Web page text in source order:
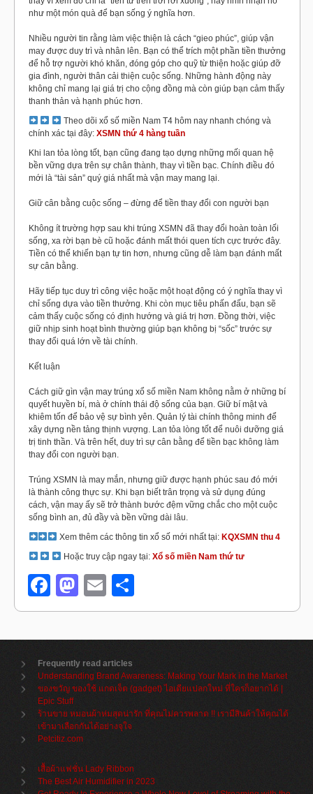
như một món quà để bạn sống ý nghĩa hơn.
Nhiều người tin rằng làm việc thiện là cách “gieo phúc”, giúp vận
may được duy trì và nhân lên. Bạn có thể trích một phần tiền thưởng
để hỗ trợ người khó khăn, đóng góp cho quỹ từ thiện hoặc giúp đỡ
gia đình, người thân cải thiện cuộc sống. Những hành động này
không chỉ mang lại giá trị cho cộng đồng mà còn giúp bạn cảm thấy
thanh thản và hạnh phúc hơn.
Theo dõi xổ số miền Nam T4 hôm nay nhanh chóng và
chính xác tại đây: XSMN thứ 4 hàng tuần
Khi lan tỏa lòng tốt, bạn cũng đang tạo dựng những mối quan hệ
bền vững dựa trên sự chân thành, thay vì tiền bạc. Chính điều đó
mới là “tài sản” quý giá nhất mà vận may mang lại.
Giữ cân bằng cuộc sống – đừng để tiền thay đổi con người bạn
Không ít trường hợp sau khi trúng XSMN đã thay đổi hoàn toàn lối
sống, xa rời bạn bè cũ hoặc đánh mất thói quen tích cực trước đây.
Tiền có thể khiến bạn tự tin hơn, nhưng cũng dễ làm bạn đánh mất
sự cân bằng.
Hãy tiếp tục duy trì công việc hoặc một hoạt động có ý nghĩa thay vì
chỉ sống dựa vào tiền thưởng. Khi còn mục tiêu phấn đấu, bạn sẽ
cảm thấy cuộc sống có định hướng và giá trị hơn. Đồng thời, việc
giữ nhịp sinh hoạt bình thường giúp bạn không bị “sốc” trước sự
thay đổi quá lớn về tài chính.
Kết luận
Cách giữ gìn vận may trúng xổ số miền Nam không nằm ở những bí
quyết huyền bí, mà ở chính thái độ sống của bạn. Giữ bí mật và
khiêm tốn để bảo vệ sự bình yên. Quản lý tài chính thông minh để
xây dựng nền tảng thịnh vượng. Lan tỏa lòng tốt để nuôi dưỡng giá
trị tinh thần. Và trên hết, duy trì sự cân bằng để tiền bạc không làm
thay đổi con người bạn.
Trúng XSMN là may mắn, nhưng giữ được hạnh phúc sau đó mới
là thành công thực sự. Khi bạn biết trân trọng và sử dụng đúng
cách, vận may ấy sẽ trở thành bước đệm vững chắc cho một cuộc
sống bình an, đủ đầy và bền vững dài lâu.
Xem thêm các thông tin xổ số mới nhất tại: KQXSMN thu 4
Hoặc truy cập ngay tại: Xổ số miền Nam thứ tư
Facebook
Mastodon
Email
Frequently read articles
Understanding Brand Awareness: Making Your Mark in the Market
ของขวัญ ของใช้ แกดเจ็ต (gadget) ไอเดียแปลกใหม่ ที่ใครก็อยากได้ |
Epic Stuff
ร้านขาย หมอนผ้าห่มสุดน่ารัก ที่คุณไม่ควรพลาด !! เรามีสินค้าให้คุณได้
เข้ามาเลือกกันได้อย่างจุใจ
Petcitiz.com
เสื้อผ้าแฟชั่น Lady Ribbon
The Best Air Humidifier in 2023